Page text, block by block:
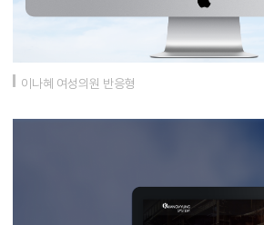
이나혜 여성의원 반응형